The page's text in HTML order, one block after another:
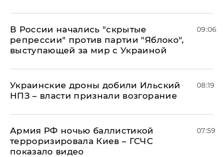
В России начались "скрытые
репрессии" против партии "Яблоко",
выступающей за мир с Украиной
09:06
Украинские дроны добили Ильский
НПЗ – власти признали возгорание
08:19
Армия РФ ночью баллистикой
терроризировала Киев – ГСЧС
показало видео
07:59